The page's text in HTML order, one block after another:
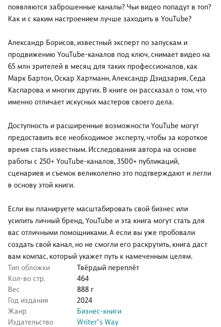
появляются заброшенные каналы? Чьи видео попадут в топ?
Как и с каким настроением лучше заходить в YouTube?
Александр Борисов, известный эксперт по запускам и
продвижению YouTube-каналов под ключ, снимает видео на
65 млн зрителей в месяц для таких профессионалов, как
Марк Бартон, Оскар Хартманн, Александр Дзидзария, Седа
Каспарова и многих других. В книге он рассказал о том, что
именно отличает искусных мастеров своего дела.
Доступность и расширенные возможности YouTube могут
предоставить все необходимое эксперту, чтобы за короткое
время стать известным. Исследования автора на основе
работы с 250+ YouTube-каналов, 3500+ публикаций,
сценариев и съемок великолепно это подтверждают и легли
в основу этой книги.
Если вы планируете масштабировать свой бизнес или
усилить личный бренд, YouTube и эта книга могут стать для
вас отличными помощниками. А если вы уже пробовали
создать свой канал, но не смогли его раскрутить, книга даст
вам компас, который укажет путь к намеченным целям.
Тип обложки
Твёрдый переплёт
Кол-во стр.
464
Вес
888 г
Год издания
2024
Жанр
Бизнес-книги
Издательство
Writer''s Way